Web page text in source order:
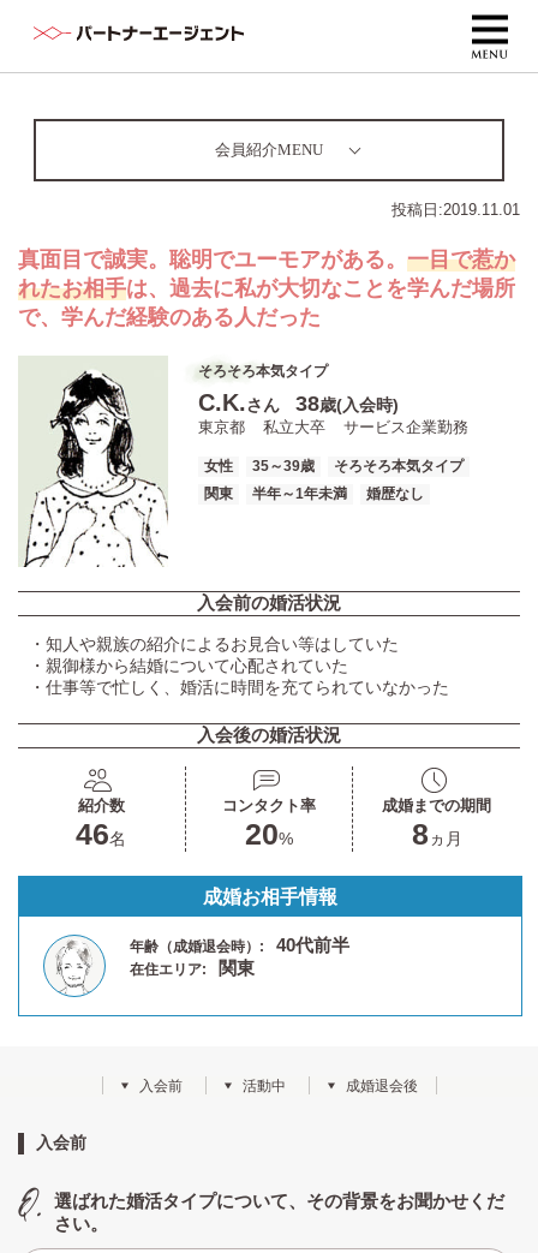
会員紹介MENU
投稿日:2019.11.01
真面目で誠実。聡明でユーモアがある。 一目で惹か
れたお相手は、過去に私が大切なことを学んだ場所
で、学んだ経験のある人だった
そろそろ本気タイプ
C.K.さん 38歳(入会時)
東京都 私立大卒 サービス企業勤務
女性 35～39歳
そろそろ本気タイプ
関東
半年～1年未満 婚歴なし
入会前の婚活状況
・知人や親族の紹介によるお見合い等はしていた
・親御様から結婚について心配されていた
・仕事等で忙しく、婚活に時間を充てられていなかった
入会後の婚活状況
紹介数
46名
コンタクト率
20%
成婚までの期間
8 ヵ月
成婚お相手情報
年齢（成婚退会時）: 40代前半
在住エリア: 関東
入会前 活動中 成婚退会後
入会前
選ばれた婚活タイプについて、その背景をお聞かせくだ
さい。